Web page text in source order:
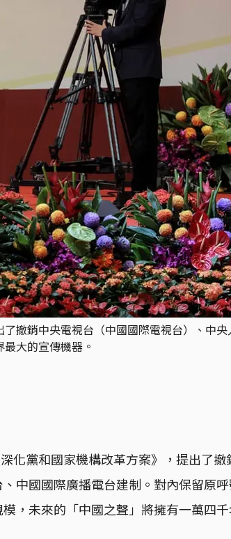
撤銷中央電視台（中國國際電視台）、中
大的宣傳機器。
化黨和國家機構改革方案》，提出了
中國國際廣播電台建制。對內保留原
，未來的「中國之聲」將擁有一萬四